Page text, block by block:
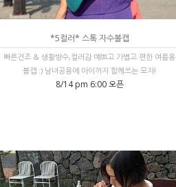
*5컬러* 스톡 자수볼캡
빠른건조 & 생활방수,컬러감 예쁘고 가볍고 편한 여름용
볼캡 :) 남녀공용에 아이까지 함께쓰는 모자!
8/14 pm 6:00 오픈